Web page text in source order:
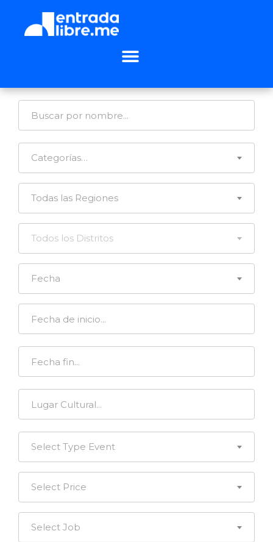
Categorías…
Todas las Regiones
Todos los Distritos
Fecha
Select Type Event
Select Price
Select Job